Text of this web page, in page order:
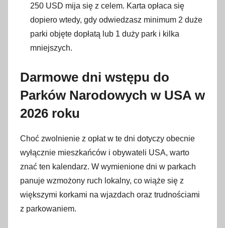
250 USD mija się z celem. Karta opłaca się
dopiero wtedy, gdy odwiedzasz minimum 2 duże
parki objęte dopłatą lub 1 duży park i kilka
mniejszych.
Darmowe dni wstępu do
Parków Narodowych w USA w
2026 roku
Choć zwolnienie z opłat w te dni dotyczy obecnie
wyłącznie mieszkańców i obywateli USA, warto
znać ten kalendarz. W wymienione dni w parkach
panuje wzmożony ruch lokalny, co wiąże się z
większymi korkami na wjazdach oraz trudnościami
z parkowaniem.